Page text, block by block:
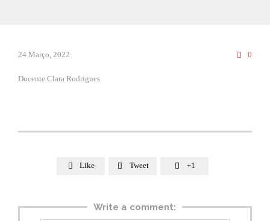
24 Março, 2022  0
Docente Clara Rodrigues
 Like  Tweet  +1
Write a comment: